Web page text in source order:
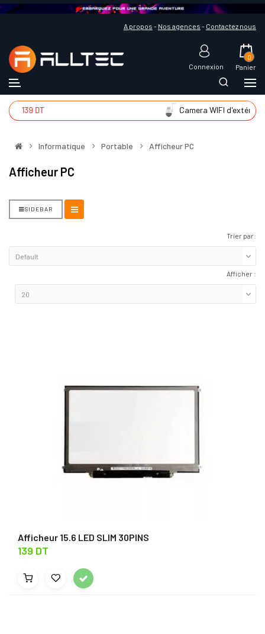
A propos - Nos agences - Contactez nous
Connexion Panier
0
139 DT Camera WIFI d'extér
Informatique Portable Afficheur PC
Afficheur PC
SIDEBAR
Trier par:
Afficher :
Afficheur 15.6 LED SLIM 30PINS
139 DT